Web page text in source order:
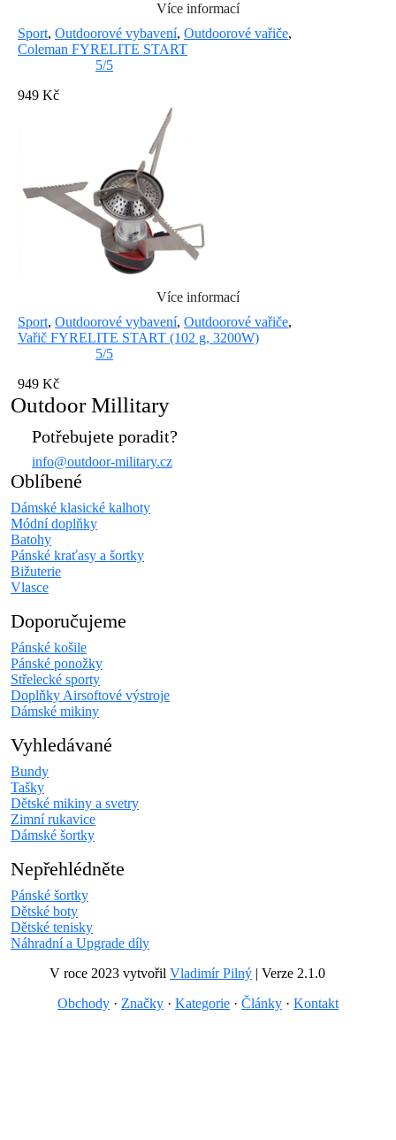
Více informací
Sport, Outdoorové vybavení, Outdoorové vařiče,
Coleman FYRELITE START
5/5
949 Kč
Více informací
Sport, Outdoorové vybavení, Outdoorové vařiče,
Vařič FYRELITE START (102 g, 3200W)
5/5
949 Kč
Outdoor Millitary
Potřebujete poradit?
info@outdoor-military.cz
Oblíbené
Dámské klasické kalhoty
Módní doplňky
Batohy
Pánské kraťasy a šortky
Bižuterie
Vlasce
Doporučujeme
Pánské košile
Pánské ponožky
Střelecké sporty
Doplňky Airsoftové výstroje
Dámské mikiny
Vyhledávané
Bundy
Tašky
Dětské mikiny a svetry
Zimní rukavice
Dámské šortky
Nepřehlédněte
Pánské šortky
Dětské boty
Dětské tenisky
Náhradní a Upgrade díly
V roce 2023 vytvořil Vladimír Pilný | Verze 2.1.0
Obchody · Značky · Kategorie · Články · Kontakt